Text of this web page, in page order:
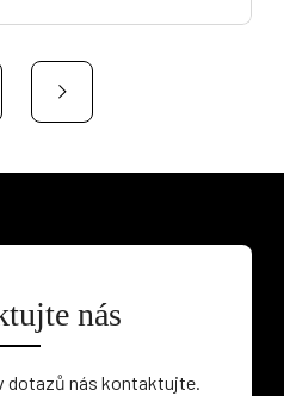
nás
dotazů nás kontaktujte.